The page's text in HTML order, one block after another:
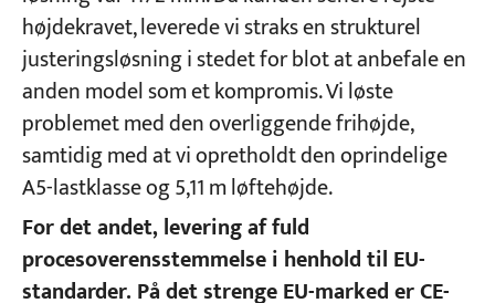
højdekravet, leverede vi straks en strukturel
justeringsløsning i stedet for blot at anbefale en
anden model som et kompromis. Vi løste
problemet med den overliggende frihøjde,
samtidig med at vi opretholdt den oprindelige
A5-lastklasse og 5,11 m løftehøjde.
For det andet, levering af fuld
procesoverensstemmelse i henhold til EU-
standarder. På det strenge EU-marked er CE-